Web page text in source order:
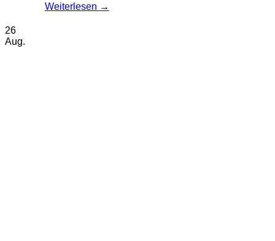
Weiterlesen →
26
Aug.